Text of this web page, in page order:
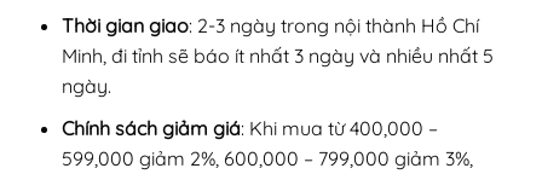
Thời gian giao: 2-3 ngày trong nội thành Hồ Chí
Minh, đi tỉnh sẽ báo ít nhất 3 ngày và nhiều nhất 5
ngày.
Chính sách giảm giá: Khi mua từ 400,000 –
599,000 giảm 2%, 600,000 – 799,000 giảm 3%,